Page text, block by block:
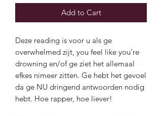
Add to Cart
Deze reading is voor u als ge
overwhelmed zijt, you feel like you’re
drowning en/of ge ziet het allemaal
efkes nimeer zitten. Ge hebt het gevoel
da ge NU dringend antwoorden nodig
hebt. Hoe rapper, hoe liever!